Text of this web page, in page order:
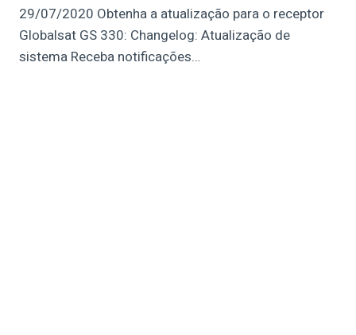
29/07/2020 Obtenha a atualização para o receptor
Globalsat GS 330: Changelog: Atualização de
sistema Receba notificações…